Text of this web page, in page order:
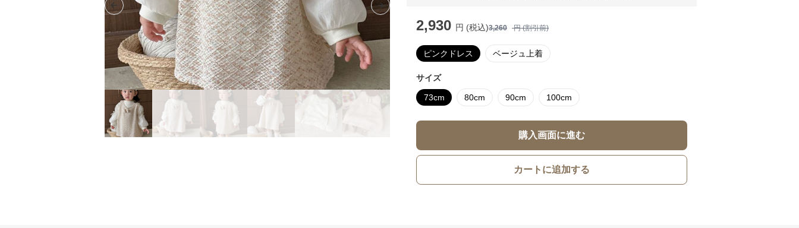
Previous slide Next slide
2,930 円 (税込)3,260 円 (割引前)
ピンクドレス ベージュ上着
サイズ
73cm 80cm 90cm 100cm
購入画面に進む
カートに追加する